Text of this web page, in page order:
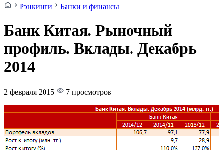
Рэнкинги Банки и финансы
Банк Китая. Рыночный
профиль. Вклады. Декабрь
2014
2 февраля 2015 7 просмотров